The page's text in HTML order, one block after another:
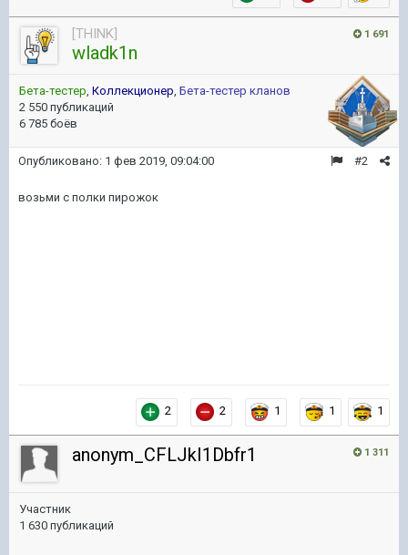
1 691
[THINK]
wladk1n
Бета-тестер Коллекционер Бета-тестер кланов
2 550 публикаций
6 785 боёв
#2
Опубликовано: 1 фев 2019, 09:04:00
возьми с полки пирожок
2 2 1 1 1
1 311
anonym_CFLJkI1Dbfr1
Участник
1 630 публикаций